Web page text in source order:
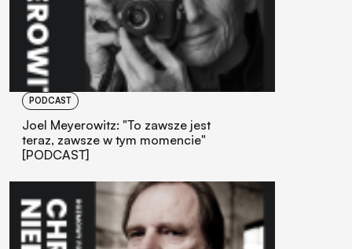
PODCAST
Joel Meyerowitz: "To zawsze jest
teraz, zawsze w tym momencie"
[PODCAST]